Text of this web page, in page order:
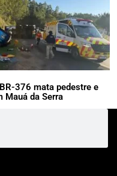
376 mata pedestre e
Mauá da Serra